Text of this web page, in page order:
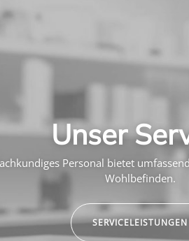
Unser
Personal bietet
Wohlbefinden.
SERVICELEISTUNGEN